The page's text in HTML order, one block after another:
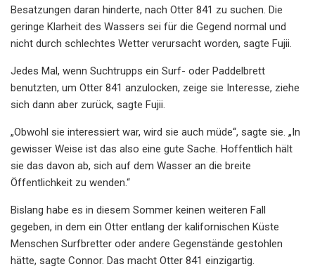
Besatzungen daran hinderte, nach Otter 841 zu suchen. Die
geringe Klarheit des Wassers sei für die Gegend normal und
nicht durch schlechtes Wetter verursacht worden, sagte Fujii.
Jedes Mal, wenn Suchtrupps ein Surf- oder Paddelbrett
benutzten, um Otter 841 anzulocken, zeige sie Interesse, ziehe
sich dann aber zurück, sagte Fujii.
„Obwohl sie interessiert war, wird sie auch müde“, sagte sie. „In
gewisser Weise ist das also eine gute Sache. Hoffentlich hält
sie das davon ab, sich auf dem Wasser an die breite
Öffentlichkeit zu wenden.“
Bislang habe es in diesem Sommer keinen weiteren Fall
gegeben, in dem ein Otter entlang der kalifornischen Küste
Menschen Surfbretter oder andere Gegenstände gestohlen
hätte, sagte Connor. Das macht Otter 841 einzigartig.